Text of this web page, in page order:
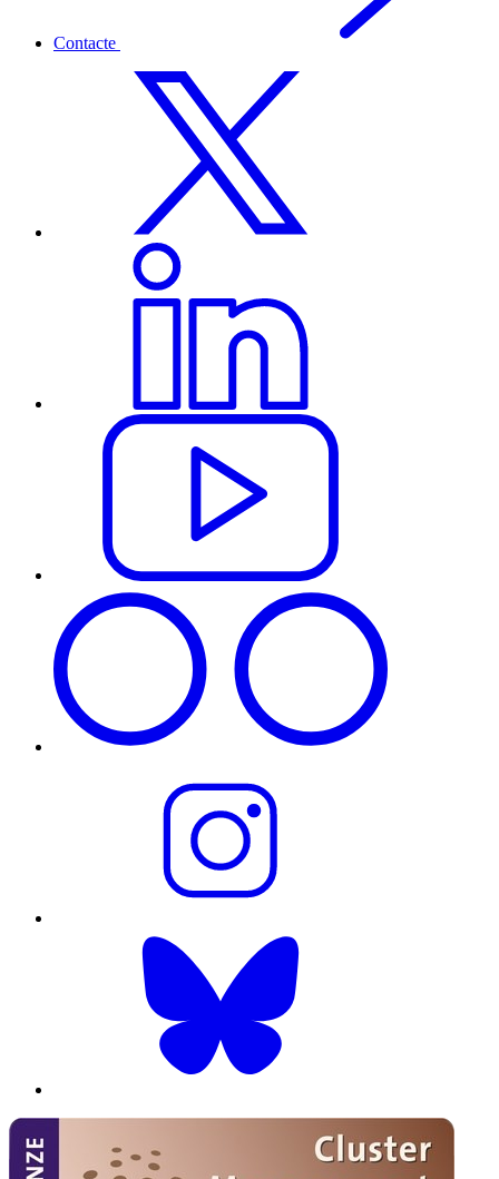
Contacte